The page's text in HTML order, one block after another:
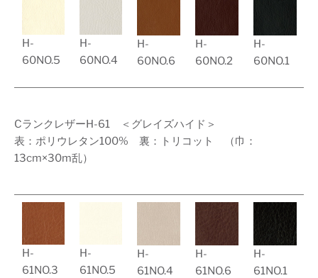
H-
60NO.5
H-
60NO.4
H-
60NO.6
H-
60NO.2
H-
60NO.1
CランクレザーH-61 ＜グレイズハイド＞
表：ポリウレタン100% 裏：トリコット （巾：
13cm×30m乱）
H-
61NO.3
H-
61NO.5
H-
61NO.4
H-
61NO.6
H-
61NO.1